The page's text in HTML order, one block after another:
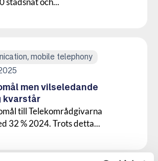
Press
mobile telephony
men vilseledande
kvarstår
till Telekområdgivarna
32 % 2024. Trots detta...
Press